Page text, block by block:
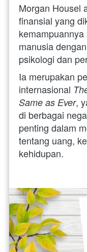
Morgan Housel
finansial yang
manusia
psikologi dan
Ia merupakan
internasional
Same as Ever,
di berbagai
penting dalam
tentang uang,
kehidupan.